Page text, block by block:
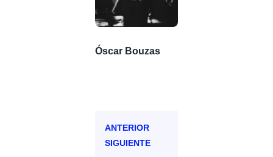
Óscar Bouzas
ANTERIOR
SIGUIENTE